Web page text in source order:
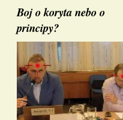
Boj o koryta nebo o
principy?